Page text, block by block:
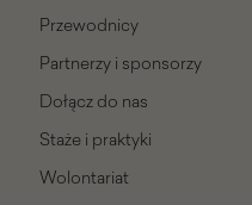
Przewodnicy
Partnerzy i sponsorzy
Dołącz do nas
Staże i praktyki
Wolontariat